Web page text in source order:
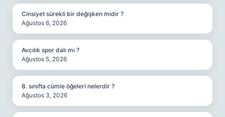
Cinsiyet sürekli bir değişken midir ?
Ağustos 6, 2026
Avcılık spor dalı mı ?
Ağustos 5, 2026
8. sınıfta cümle öğeleri nelerdir ?
Ağustos 3, 2026